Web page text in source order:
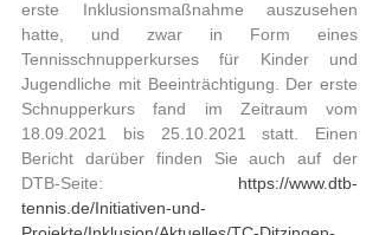
erste Inklusionsmaßnahme auszusehen
hatte, und zwar in Form eines
Tennisschnupperkurses für Kinder und
Jugendliche mit Beeinträchtigung. Der erste
Schnupperkurs fand im Zeitraum vom
18.09.2021 bis 25.10.2021 statt. Einen
Bericht darüber finden Sie auch auf der
DTB-Seite: https://www.dtb-
tennis.de/Initiativen-und-